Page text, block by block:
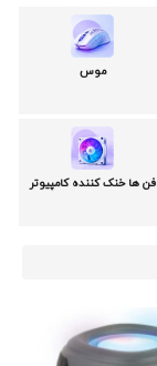
موس
فن ها خنک کننده کامپیوتر